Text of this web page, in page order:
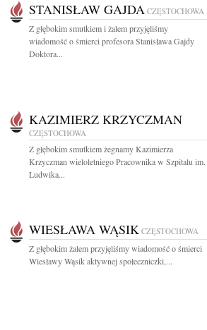
STANISŁAW GAJDA CZĘSTOCHOWA
Z głębokim smutkiem i żalem przyjęliśmy
wiadomość o śmierci profesora Stanisława Gajdy
Doktora...
KAZIMIERZ KRZYCZMAN
CZĘSTOCHOWA
Z głębokim smutkiem żegnamy Kazimierza
Krzyczman wieloletniego Pracownika w Szpitalu im.
Ludwika...
WIESŁAWA WĄSIK CZĘSTOCHOWA
Z głębokim żalem przyjęliśmy wiadomość o śmierci
Wiesławy Wąsik aktywnej społeczniczki,...